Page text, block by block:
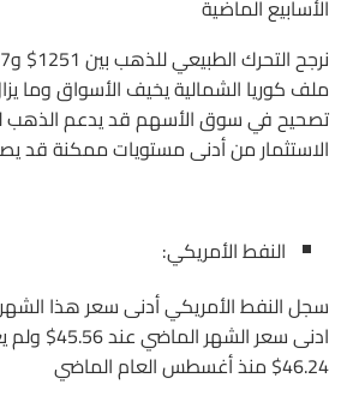
الأسابيع الماضية
ملف كوريا الشمالية يخيف الأسواق وما
تصحيح في سوق الأسهم قد يدعم الذهب
الاستثمار من أدنى مستويات ممكنة قد
النفط الأمريكي:
ادنى سعر
46.24$ منذ أغسطس العام الماضي